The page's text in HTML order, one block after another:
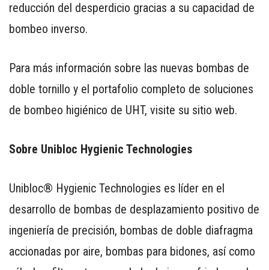
reducción del desperdicio gracias a su capacidad de
bombeo inverso.
Para más información sobre las nuevas bombas de
doble tornillo y el portafolio completo de soluciones
de bombeo higiénico de UHT, visite su sitio web.
Sobre Unibloc Hygienic Technologies
Unibloc® Hygienic Technologies es líder en el
desarrollo de bombas de desplazamiento positivo de
ingeniería de precisión, bombas de doble diafragma
accionadas por aire, bombas para bidones, así como